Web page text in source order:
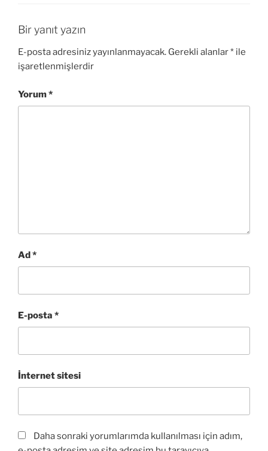
Bir yanıt yazın
E-posta adresiniz yayınlanmayacak. Gerekli alanlar* ile
işaretlenmişlerdir
Yorum*
Ad*
E-posta *
İnternet sitesi
Daha sonraki yorumlarımda kullanılması için adım,